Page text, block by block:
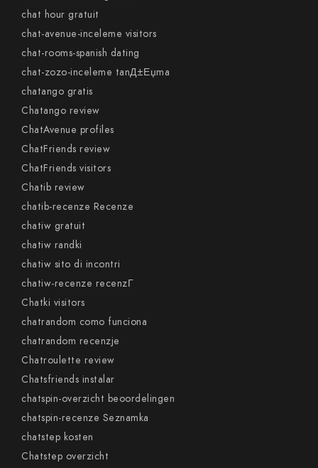
chat hour gratuit
chat-avenue-inceleme visitors
chat-rooms-spanish dating
chat-zozo-inceleme tanД±Еџma
chatango gratis
Chatango review
ChatAvenue profiles
ChatFriends review
ChatFriends visitors
Chatib review
chatib-recenze Recenze
chatiw gratuit
chatiw randki
chatiw sito di incontri
chatiw-recenze recenzГ­
Chatki visitors
chatrandom como funciona
chatrandom recenzje
Chatroulette review
Chatsfriends instalar
chatspin-overzicht beoordelingen
chatspin-recenze Seznamka
chatstep kosten
Chatstep overzicht